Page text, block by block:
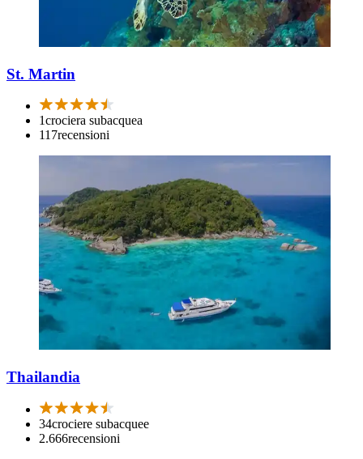
St. Martin
1crociera subacquea
117recensioni
Thailandia
34crociere subacquee
2.666recensioni